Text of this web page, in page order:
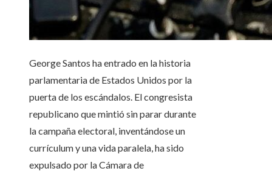
George Santos ha entrado en la historia
parlamentaria de Estados Unidos por la
puerta de los escándalos. El congresista
republicano que mintió sin parar durante
la campaña electoral, inventándose un
currículum y una vida paralela, ha sido
expulsado por la Cámara de